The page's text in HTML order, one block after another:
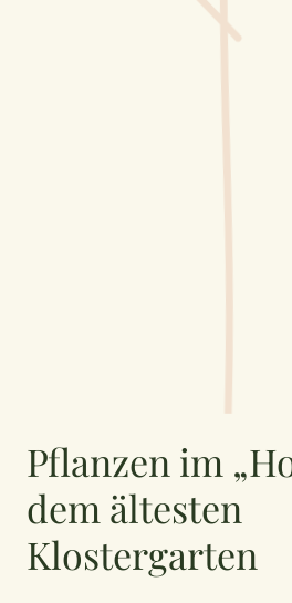
Pflanzen im
dem ältesten
Klostergarten